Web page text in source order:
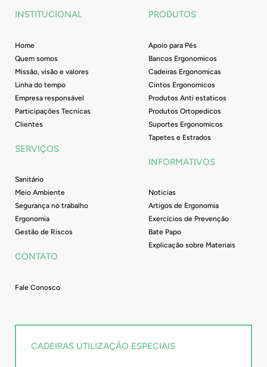
e
i
n
INSTITUCIONAL
Home
Quem somos
Missão, visão e valores
Linha do tempo
Empresa responsável
Participações Tecnicas
Clientes
SERVIÇOS
Sanitário
Meio Ambiente
Segurança no trabalho
Ergonomia
Gestão de Riscos
CONTATO
Fale Conosco
PRODUTOS
Apoio para Pés
Bancos Ergonomicos
Cadeiras Ergonomicas
Cintos Ergonomicos
Produtos Anti estaticos
Produtos Ortopedicos
Suportes Ergonomicos
Tapetes e Estrados
INFORMATIVOS
Noticias
Artigos de Ergonomia
Exercícios de Prevenção
Bate Papo
Explicação sobre Materiais
CADEIRAS UTILIZAÇÃO ESPECIAIS